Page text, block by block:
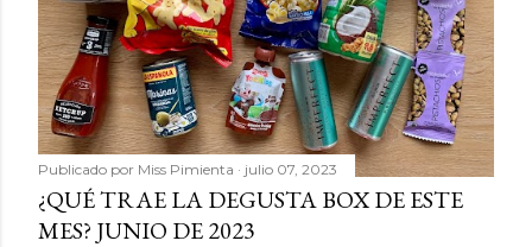
Publicado por Miss Pimienta julio 07, 2023
¿QUÉ TRAE LA DEGUSTA BOX DE ESTE
MES? JUNIO DE 2023